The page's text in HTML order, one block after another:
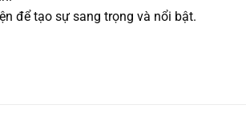
để tạo sự sang trọng và nổi bật.